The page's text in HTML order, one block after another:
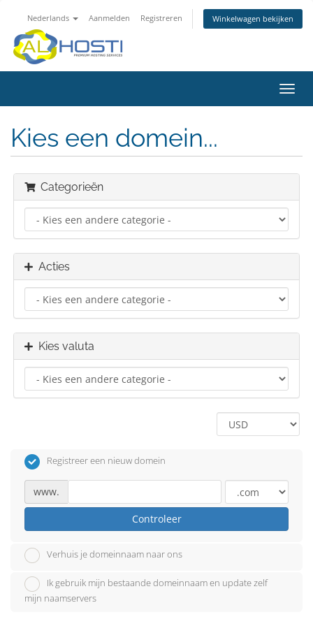
Nederlands Aanmelden Registreren Winkelwagen bekijken
in-/
Kies een domein...
Categorieën
Acties
Kies valuta
Registreer een nieuw domein
www.
Controleer
Verhuis je domeinnaam naar ons
Ik gebruik mijn bestaande domeinnaam en update zelf
mijn naamservers